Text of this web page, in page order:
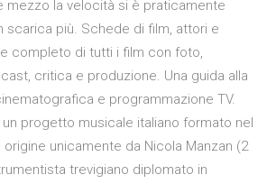
mezzo la velocità si è praticamente
scarica più. Schede di film, attori e
completo di tutti i film con foto,
critica e produzione. Una guida alla
e programmazione TV.
progetto musicale italiano formato nel
unicamente da Nicola Manzan (2
trevigiano diplomato in